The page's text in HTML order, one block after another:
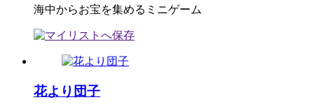
海中からお宝を集めるミニゲーム
花より団子